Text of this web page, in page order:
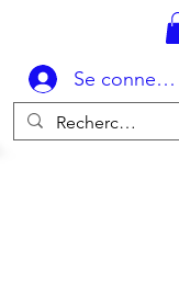
Se connecter